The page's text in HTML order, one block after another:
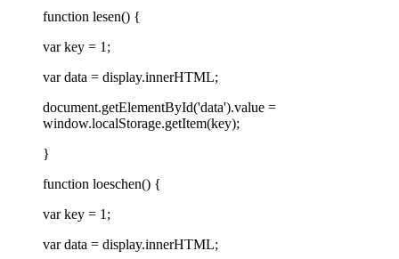
function lesen() {
var key = 1;
var data = display.innerHTML;
document.getElementById('data').value =
window.localStorage.getItem(key);
}
function loeschen() {
var key = 1;
var data = display.innerHTML;